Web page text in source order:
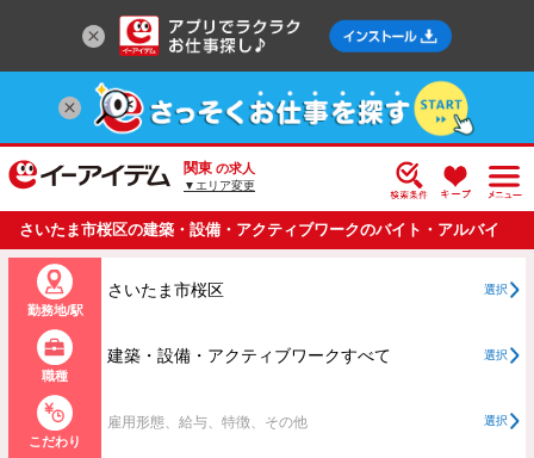
関東 の求人
▼エリア変更
さいたま市桜区の建築・設備・アクティブワークのバイト・アルバイ
ト・パートの求人情報一覧
勤務地/駅
さいたま市桜区 選択
職種
建築・設備・アクティブワークすべて 選択
こだわり
雇用形態、給与、特徴、その他 選択